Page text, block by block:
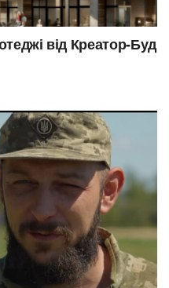
від Креатор-Буд